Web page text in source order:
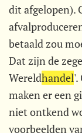
dit afgelopen).
betaald zou
Dat zijn de
Wereldhandel'.
maken er een
niet ontkend
voorbeelden